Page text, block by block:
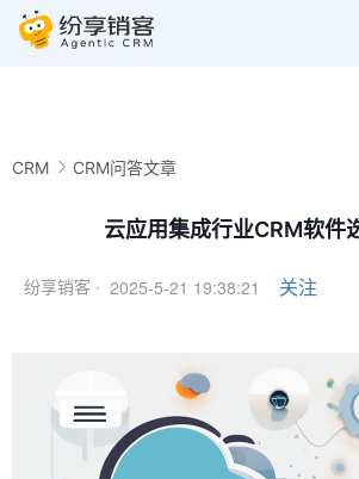
CRM CRM问答文章
云应用集成行业CRM软件
纷享销客 · 2025-5-21 19:38:21 关注